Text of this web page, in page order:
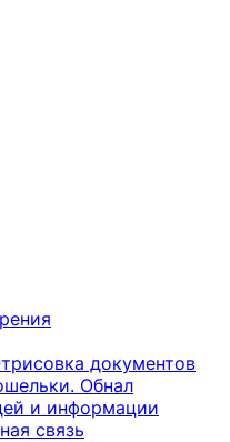
документов
Обнал
и информации
связь